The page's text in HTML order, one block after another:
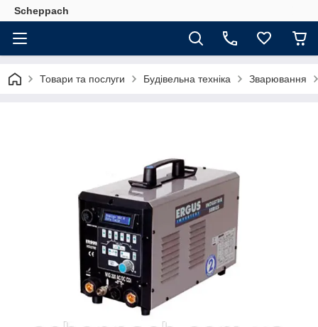
Scheppach
Товари та послуги Будівельна техніка Зварювання